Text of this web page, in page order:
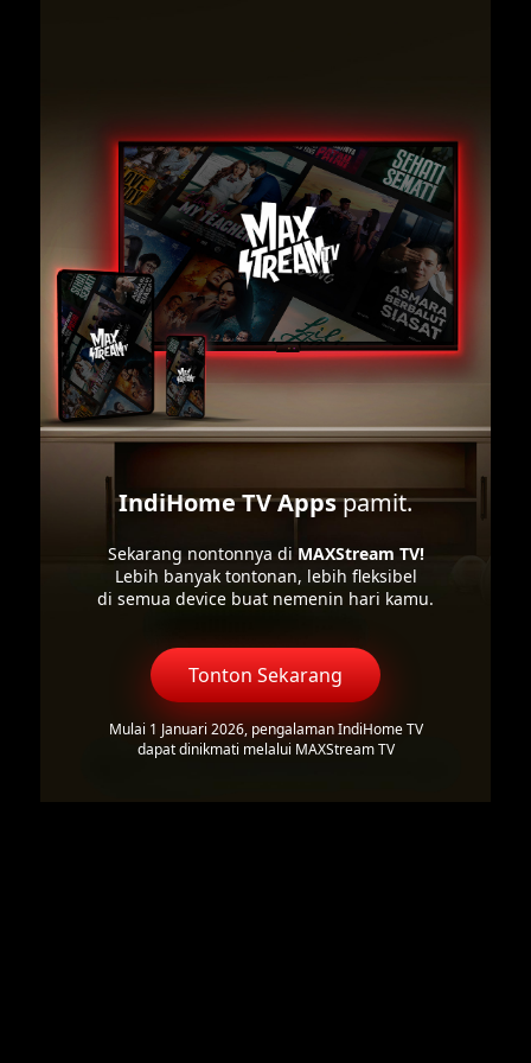
IndiHome TV Appspamit.
Sekarang nontonnya di MAXStream TV!
Lebih banyak tontonan, lebih fleksibel
di semua device buat nemenin hari kamu.
Tonton Sekarang
Mulai 1 Januari 2026, pengalaman IndiHome TV
dapat dinikmati melalui MAXStream TV